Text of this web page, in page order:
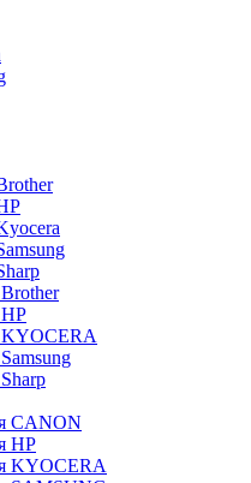
KYOCERA
CANON
HP
KYOCERA